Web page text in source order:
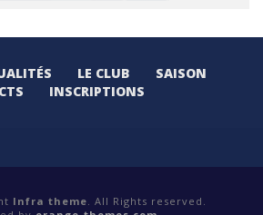
LE CLUB
SAISON
INSCRIPTIONS
Infra theme . All Rights reserved.